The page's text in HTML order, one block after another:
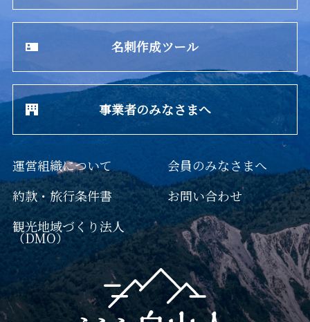
名刺作成ツール
事業者のみなさまへ
運営組織について
約款・旅行条件書
観光地域づくり法人
（DMO）
会員のみなさまへ
お問い合わせ